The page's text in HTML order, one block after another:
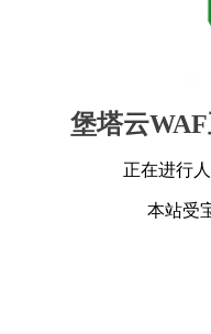
堡塔云
正在进行
本站受